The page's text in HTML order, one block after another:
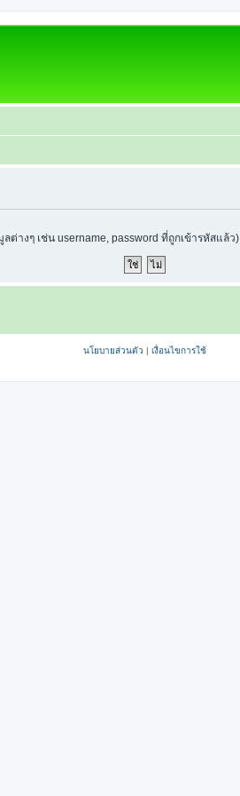
างๆ เช่น username, password ที่ถูกเข้ารหัสแล้ว)
นโยบายส่วนตัว | เงื่อนไขการใช้